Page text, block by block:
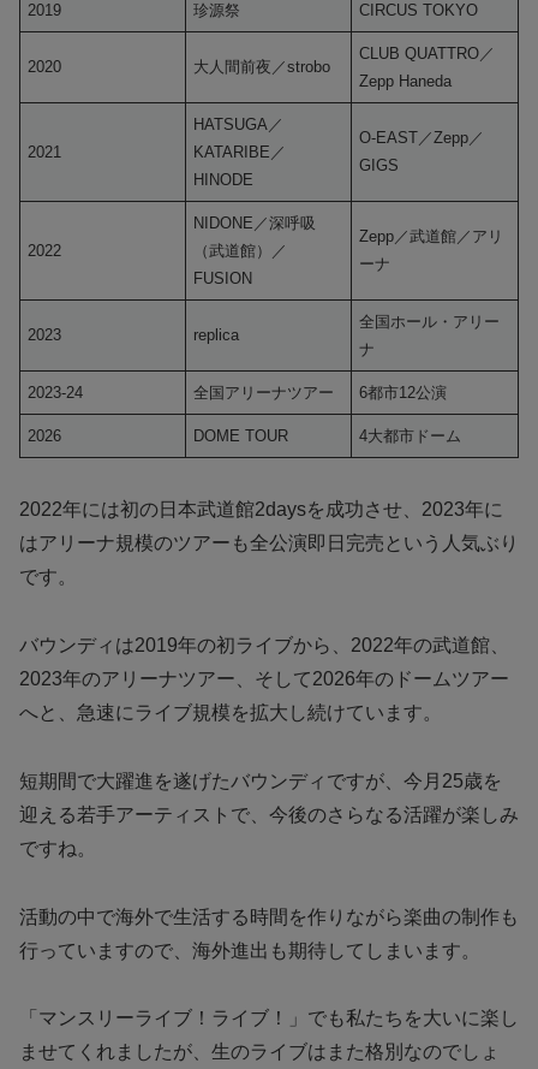
2019 珍源祭 CIRCUS TOKYO
2020 大人間前夜／strobo
CLUB QUATTRO／
Zepp Haneda
2021
HATSUGA／
KATARIBE／
HINODE
O-EAST／Zepp／
GIGS
2022
NIDONE／深呼吸
（武道館）／
FUSION
Zepp／武道館／アリ
ーナ
2023 replica
全国ホール・アリー
ナ
2023-24 全国アリーナツアー 6都市12公演
2026 DOME TOUR 4大都市ドーム
2022年には初の日本武道館2daysを成功させ、2023年に
はアリーナ規模のツアーも全公演即日完売という人気ぶり
です。
バウンディは2019年の初ライブから、2022年の武道館、
2023年のアリーナツアー、そして2026年のドームツアー
へと、急速にライブ規模を拡大し続けています。
短期間で大躍進を遂げたバウンディですが、今月25歳を
迎える若手アーティストで、今後のさらなる活躍が楽しみ
ですね。
活動の中で海外で生活する時間を作りながら楽曲の制作も
行っていますので、海外進出も期待してしまいます。
「マンスリーライブ！ライブ！」でも私たちを大いに楽し
ませてくれましたが、生のライブはまた格別なのでしょ